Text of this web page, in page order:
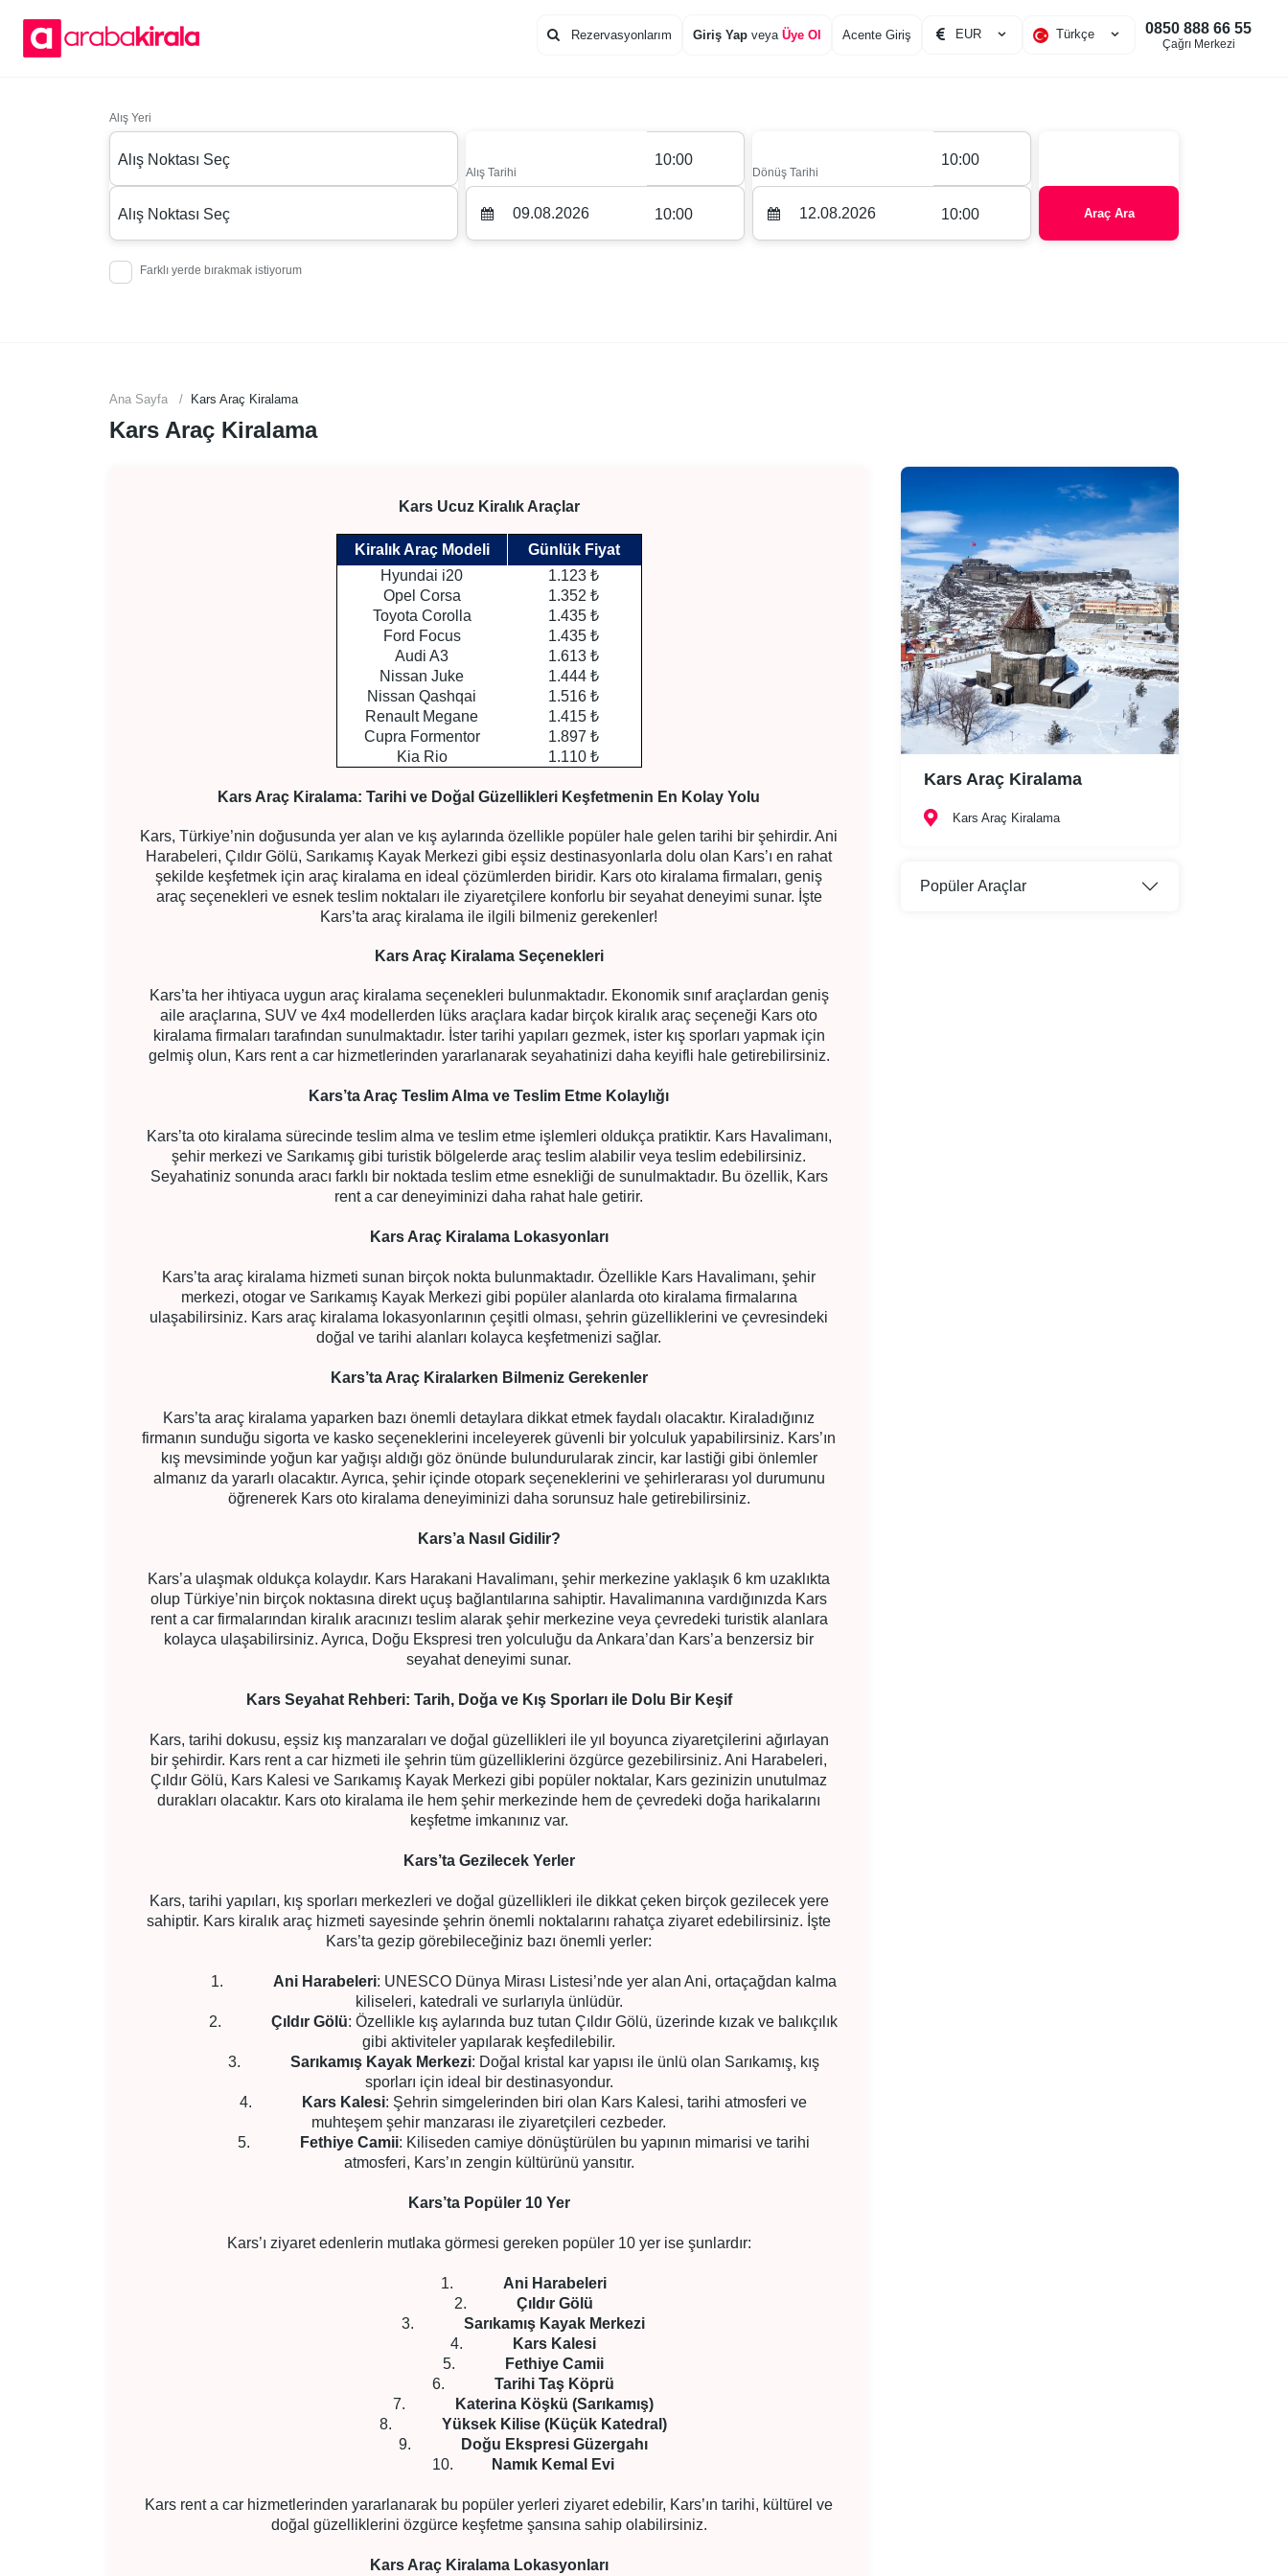
Rezervasyonlarım Giriş Yap veya Üye Ol Acente Giriş Türkçe
EUR
Çağrı Merkezi
0850 888 66 55
Alış Yeri
Alış Noktası Seç
Alış Noktası Seç
Farklı yerde bırakmak istiyorum
Alış Tarihi
10:00
10:00
Dönüş Tarihi
10:00
10:00 Araç Ara
Ana Sayfa Kars Araç Kiralama
Kars Araç Kiralama
Kars Ucuz Kiralık Araçlar
Kiralık Araç Modeli
Günlük Fiyat
Hyundai i20
1.123 ₺
Opel Corsa
1.352 ₺
Toyota Corolla
1.435 ₺
Ford Focus
1.435 ₺
Audi A3
1.613 ₺
Nissan Juke
1.444 ₺
Nissan Qashqai
1.516 ₺
Renault Megane
1.415 ₺
Cupra Formentor
1.897 ₺
Kia Rio
1.110 ₺
Kars Araç Kiralama: Tarihi ve Doğal Güzellikleri Keşfetmenin En Kolay Yolu
Kars, Türkiye’nin doğusunda yer alan ve kış aylarında özellikle popüler hale gelen tarihi bir şehirdir. Ani
Harabeleri, Çıldır Gölü, Sarıkamış Kayak Merkezi gibi eşsiz destinasyonlarla dolu olan Kars’ı en rahat
şekilde keşfetmek için araç kiralama en ideal çözümlerden biridir. Kars oto kiralama firmaları, geniş
araç seçenekleri ve esnek teslim noktaları ile ziyaretçilere konforlu bir seyahat deneyimi sunar. İşte
Kars’ta araç kiralama ile ilgili bilmeniz gerekenler!
Kars Araç Kiralama Seçenekleri
Kars’ta her ihtiyaca uygun araç kiralama seçenekleri bulunmaktadır. Ekonomik sınıf araçlardan geniş
aile araçlarına, SUV ve 4x4 modellerden lüks araçlara kadar birçok kiralık araç seçeneği Kars oto
kiralama firmaları tarafından sunulmaktadır. İster tarihi yapıları gezmek, ister kış sporları yapmak için
gelmiş olun, Kars rent a car hizmetlerinden yararlanarak seyahatinizi daha keyifli hale getirebilirsiniz.
Kars’ta Araç Teslim Alma ve Teslim Etme Kolaylığı
Kars’ta oto kiralama sürecinde teslim alma ve teslim etme işlemleri oldukça pratiktir. Kars Havalimanı,
şehir merkezi ve Sarıkamış gibi turistik bölgelerde araç teslim alabilir veya teslim edebilirsiniz.
Seyahatiniz sonunda aracı farklı bir noktada teslim etme esnekliği de sunulmaktadır. Bu özellik, Kars
rent a car deneyiminizi daha rahat hale getirir.
Kars Araç Kiralama Lokasyonları
Kars’ta araç kiralama hizmeti sunan birçok nokta bulunmaktadır. Özellikle Kars Havalimanı, şehir
merkezi, otogar ve Sarıkamış Kayak Merkezi gibi popüler alanlarda oto kiralama firmalarına
ulaşabilirsiniz. Kars araç kiralama lokasyonlarının çeşitli olması, şehrin güzelliklerini ve çevresindeki
doğal ve tarihi alanları kolayca keşfetmenizi sağlar.
Kars’ta Araç Kiralarken Bilmeniz Gerekenler
Kars’ta araç kiralama yaparken bazı önemli detaylara dikkat etmek faydalı olacaktır. Kiraladığınız
firmanın sunduğu sigorta ve kasko seçeneklerini inceleyerek güvenli bir yolculuk yapabilirsiniz. Kars’ın
kış mevsiminde yoğun kar yağışı aldığı göz önünde bulundurularak zincir, kar lastiği gibi önlemler
almanız da yararlı olacaktır. Ayrıca, şehir içinde otopark seçeneklerini ve şehirlerarası yol durumunu
öğrenerek Kars oto kiralama deneyiminizi daha sorunsuz hale getirebilirsiniz.
Kars’a Nasıl Gidilir?
Kars’a ulaşmak oldukça kolaydır. Kars Harakani Havalimanı, şehir merkezine yaklaşık 6 km uzaklıkta
olup Türkiye’nin birçok noktasına direkt uçuş bağlantılarına sahiptir. Havalimanına vardığınızda Kars
rent a car firmalarından kiralık aracınızı teslim alarak şehir merkezine veya çevredeki turistik alanlara
kolayca ulaşabilirsiniz. Ayrıca, Doğu Ekspresi tren yolculuğu da Ankara’dan Kars’a benzersiz bir
seyahat deneyimi sunar.
Kars Seyahat Rehberi: Tarih, Doğa ve Kış Sporları ile Dolu Bir Keşif
Kars, tarihi dokusu, eşsiz kış manzaraları ve doğal güzellikleri ile yıl boyunca ziyaretçilerini ağırlayan
bir şehirdir. Kars rent a car hizmeti ile şehrin tüm güzelliklerini özgürce gezebilirsiniz. Ani Harabeleri,
Çıldır Gölü, Kars Kalesi ve Sarıkamış Kayak Merkezi gibi popüler noktalar, Kars gezinizin unutulmaz
durakları olacaktır. Kars oto kiralama ile hem şehir merkezinde hem de çevredeki doğa harikalarını
keşfetme imkanınız var.
Kars’ta Gezilecek Yerler
Kars, tarihi yapıları, kış sporları merkezleri ve doğal güzellikleri ile dikkat çeken birçok gezilecek yere
sahiptir. Kars kiralık araç hizmeti sayesinde şehrin önemli noktalarını rahatça ziyaret edebilirsiniz. İşte
Kars’ta gezip görebileceğiniz bazı önemli yerler:
1. Ani Harabeleri: UNESCO Dünya Mirası Listesi’nde yer alan Ani, ortaçağdan kalma
kiliseleri, katedrali ve surlarıyla ünlüdür.
2.Çıldır Gölü: Özellikle kış aylarında buz tutan Çıldır Gölü, üzerinde kızak ve balıkçılık
gibi aktiviteler yapılarak keşfedilebilir.
3. Sarıkamış Kayak Merkezi: Doğal kristal kar yapısı ile ünlü olan Sarıkamış, kış
sporları için ideal bir destinasyondur.
4.
Kars Kalesi: Şehrin simgelerinden biri olan Kars Kalesi, tarihi atmosferi ve
muhteşem şehir manzarası ile ziyaretçileri cezbeder.
5.
Fethiye Camii: Kiliseden camiye dönüştürülen bu yapının mimarisi ve tarihi
atmosferi, Kars’ın zengin kültürünü yansıtır.
Kars’ta Popüler 10 Yer
Kars’ı ziyaret edenlerin mutlaka görmesi gereken popüler 10 yer ise şunlardır:
1. Ani Harabeleri
2. Çıldır Gölü
3.Sarıkamış Kayak Merkezi
4.
Kars Kalesi
5.
Fethiye Camii
6.Tarihi Taş Köprü
7.
Katerina Köşkü (Sarıkamış)
8.Yüksek Kilise (Küçük Katedral)
9.
Doğu Ekspresi Güzergahı
10.
Namık Kemal Evi
Kars rent a car hizmetlerinden yararlanarak bu popüler yerleri ziyaret edebilir, Kars’ın tarihi, kültürel ve
doğal güzelliklerini özgürce keşfetme şansına sahip olabilirsiniz.
Kars Araç Kiralama Lokasyonları
Kars Araç Kiralama
Kars Araç Kiralama
Popüler Araçlar